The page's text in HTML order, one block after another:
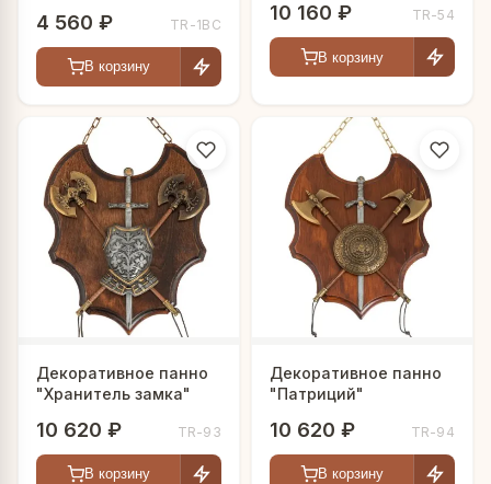
4 560 ₽ TR-1BC
В корзину
10 160 ₽ TR-54
В корзину
Декоративное панно
"Хранитель замка"
10 620 ₽ TR-93
В корзину
Декоративное панно
"Патриций"
10 620 ₽ TR-94
В корзину